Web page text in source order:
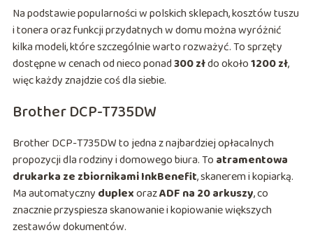
Na podstawie popularności w polskich sklepach, kosztów tuszu
i tonera oraz funkcji przydatnych w domu można wyróżnić
kilka modeli, które szczególnie warto rozważyć. To sprzęty
dostępne w cenach od nieco ponad300 złdo około1200 zł,
więc każdy znajdzie coś dla siebie.
Brother DCP-T735DW
Brother DCP-T735DW to jedna z najbardziej opłacalnych
propozycji dla rodziny i domowego biura. To atramentowa
drukarka ze zbiornikami InkBenefit, skanerem i kopiarką.
Ma automatyczny duplexorazADF na 20 arkuszy, co
znacznie przyspiesza skanowanie i kopiowanie większych
zestawów dokumentów.